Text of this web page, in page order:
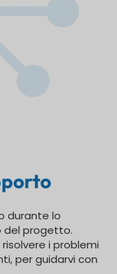
durante lo
del progetto.
i problemi
per guidarvi con